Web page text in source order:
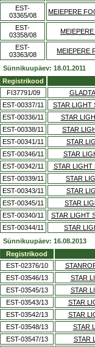
EST-
03365/08
MEIEPERE
EST-
03358/08
EST-
03363/08
MEIEPERE
Sünnikuupäev: 18.01.2011
Registrikood
FI37791/09
EST-00337/11
STAR LIGHT
EST-00336/11
STAR
EST-00338/11
STAR
EST-00341/11
STAR
EST-00346/11
STAR
EST-00342/11
STAR LIGHT
EST-00339/11
STAR
EST-00343/11
STAR
EST-00345/11
STAR
EST-00340/11
STAR LIGHT
EST-00344/11
STAR
Sünnikuupäev: 16.08.2013
Registrikood
EST-02376/10
EST-03546/13
STAR
EST-03545/13
STAR
EST-03543/13
STAR
EST-03542/13
STAR
EST-03548/13
STAR
EST-03547/13
STAR